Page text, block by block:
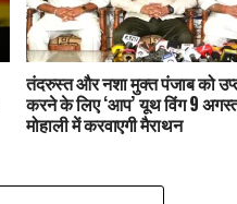
तंदरुस्त और नशा मुक्त पंजाब को
करने के लिए ‘आप’ यूथ विंग 9
मोहाली में करवाएगी मैराथन